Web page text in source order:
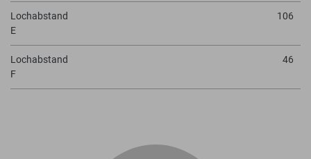
Lochabstand
E
106
Lochabstand
F
46